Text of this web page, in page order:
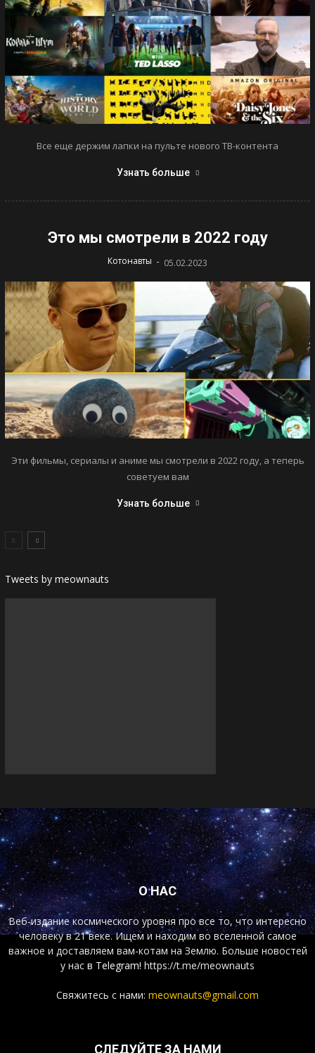
Все еще держим лапки на пульте нового ТВ-контента
Узнать больше
Это мы смотрели в 2022 году
Котонавты - 05.02.2023
Эти фильмы, сериалы и аниме мы смотрели в 2022 году, а теперь
советуем вам
Узнать больше
Tweets by meownauts
О НАС
Веб-издание космического уровня про все то, что интересно
человеку в 21 веке. Ищем и находим во вселенной самое
важное и доставляем вам-котам на Землю. Больше новостей
у нас в Telegram! https://t.me/meownauts
Свяжитесь с нами: meownauts@gmail.com
СЛЕДУЙТЕ ЗА НАМИ